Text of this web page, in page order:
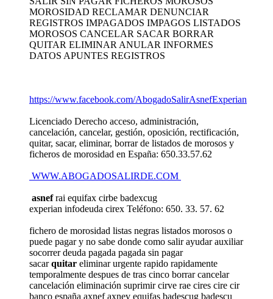
MOROSIDAD RECLAMAR DENUNCIAR
REGISTROS IMPAGADOS IMPAGOS LISTADOS
MOROSOS CANCELAR SACAR BORRAR
QUITAR ELIMINAR ANULAR INFORMES
DATOS APUNTES REGISTROS
https://www.facebook.com/AbogadoSalirAsnefExperian
Licenciado Derecho acceso, administración,
cancelación, cancelar, gestión, oposición, rectificación,
quitar, sacar, eliminar, borrar de listados de morosos y
ficheros de morosidad en España: 650.33.57.62
WWW.ABOGADOSALIRDE.COM
asnefrai equifax cirbe badexcug
experian infodeuda cirex Teléfono: 650. 33. 57. 62
fichero de morosidad listas negras listados morosos o
puede pagar y no sabe donde como salir ayudar auxiliar
socorrer deuda pagada pagada sin pagar
sacarquitar eliminar urgente rapido rapidamente
temporalmente despues de tras cinco borrar cancelar
cancelación eliminación suprimir cirve rae cires cire cir
banco españa axnef axnev equifas badescug badescu